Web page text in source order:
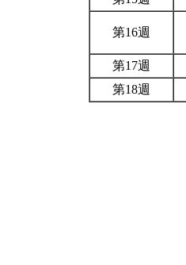
第16週
第17週
第18週